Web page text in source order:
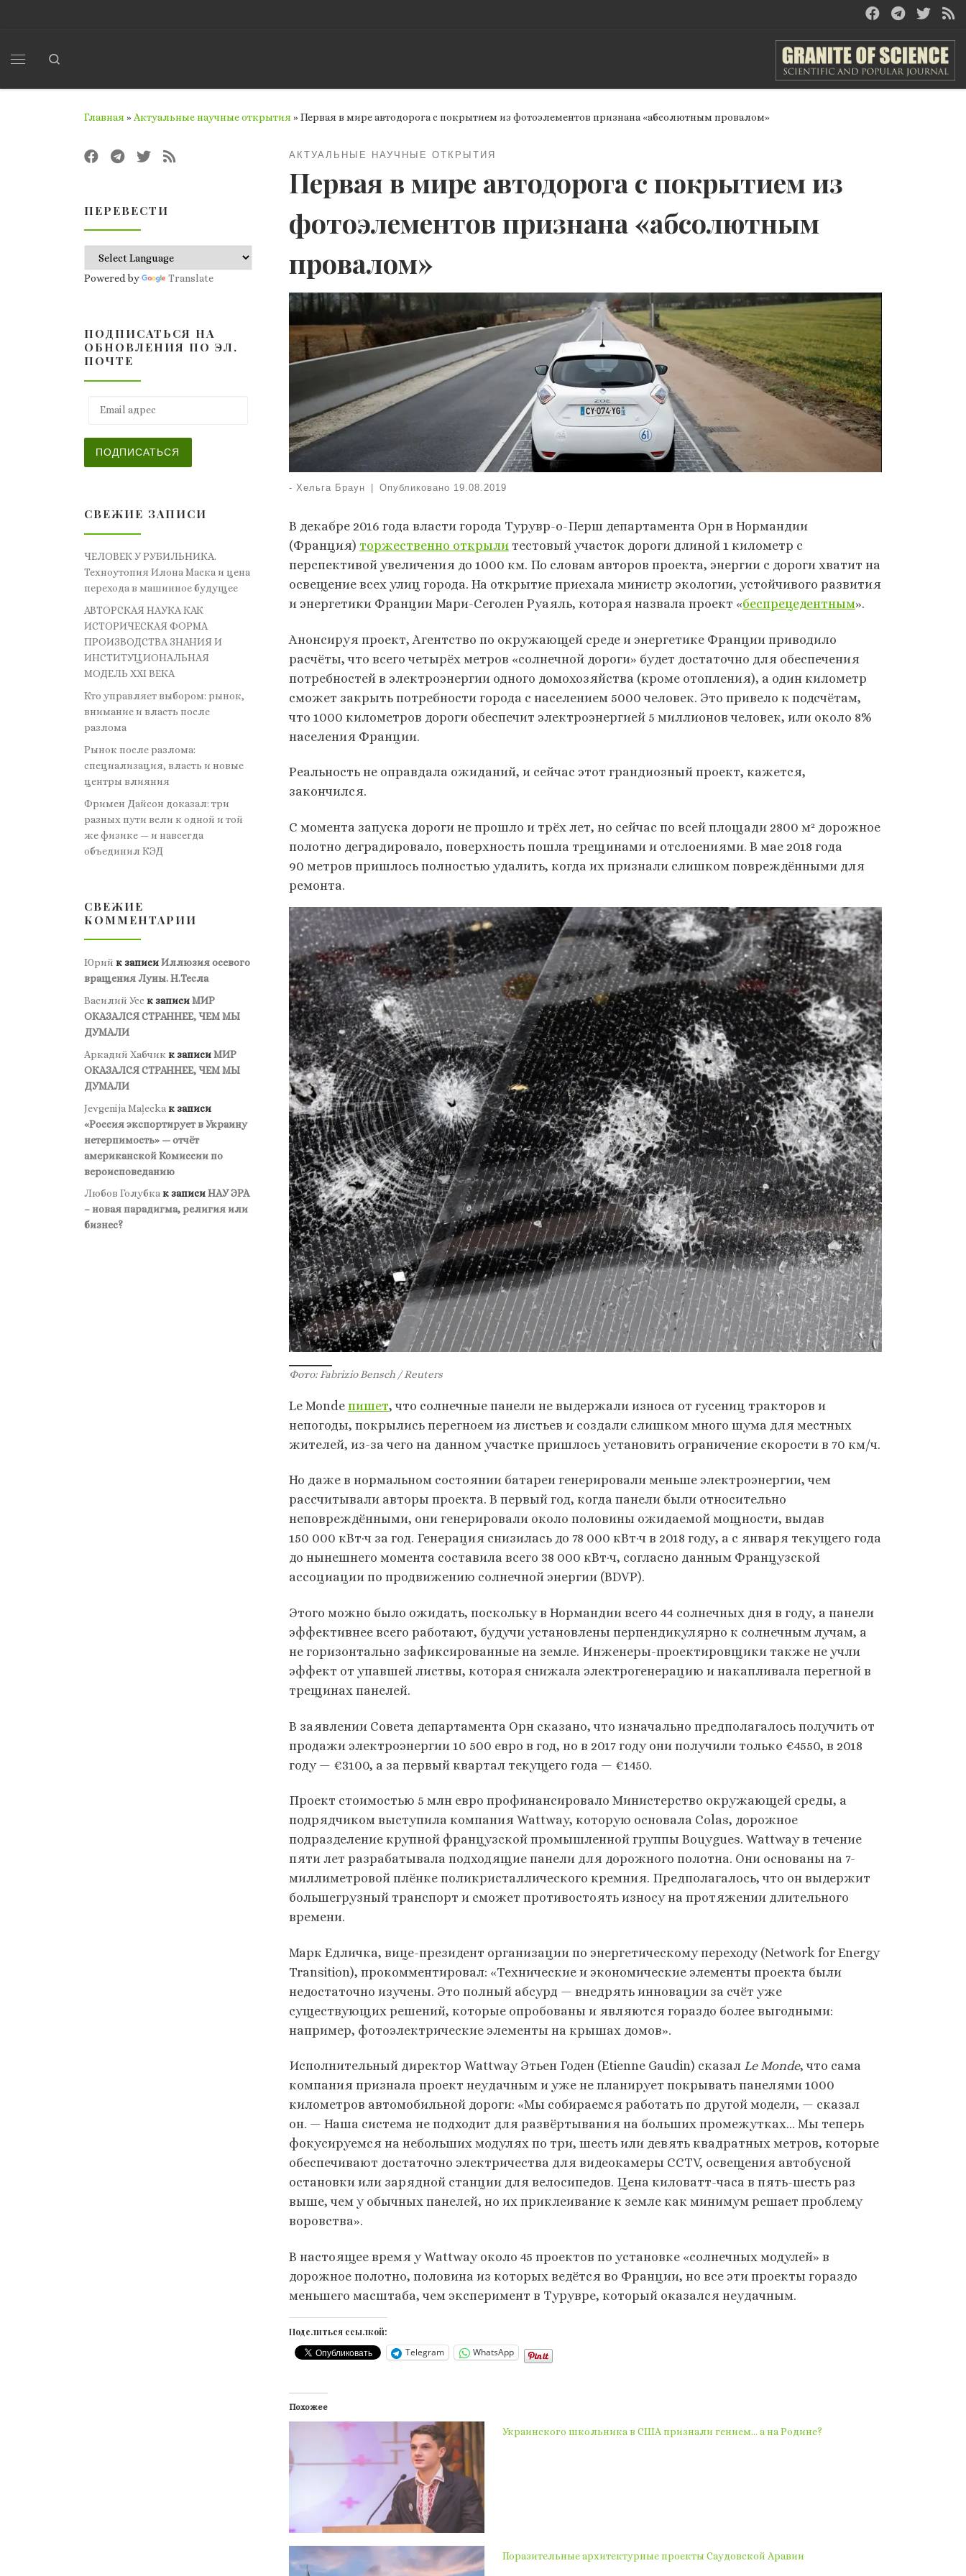
Главная »Актуальные научные открытия »Первая в мире автодорога с покрытием из фотоэлементов признана «абсолютным провалом»
АКТУАЛЬНЫЕ НАУЧНЫЕ ОТКРЫТИЯ
Первая в мире автодорога с покрытием из
фотоэлементов признана «абсолютным
провалом»
- Хельга Браун Опубликовано 19.08.2019
В декабре 2016 года власти города Турувр-о-Перш департамента Орн в Нормандии
(Франция) торжественно открыли тестовый участок дороги длиной 1 километр с
перспективой увеличения до 1000 км. По словам авторов проекта, энергии с дороги хватит на
освещение всех улиц города. На открытие приехала министр экологии, устойчивого развития
и энергетики Франции Мари-Сеголен Руаяль, которая назвала проект «беспрецедентным».
Анонсируя проект, Агентство по окружающей среде и энергетике Франции приводило
расчёты, что всего четырёх метров «солнечной дороги» будет достаточно для обеспечения
потребностей в электроэнергии одного домохозяйства (кроме отопления), а один километр
сможет закрыть потребности города с населением 5000 человек. Это привело к подсчётам,
что 1000 километров дороги обеспечит электроэнергией 5 миллионов человек, или около 8%
населения Франции.
Реальность не оправдала ожиданий, и сейчас этот грандиозный проект, кажется,
закончился.
С момента запуска дороги не прошло и трёх лет, но сейчас по всей площади 2800 м² дорожное
полотно деградировало, поверхность пошла трещинами и отслоениями. В мае 2018 года
90 метров пришлось полностью удалить, когда их признали слишком повреждёнными для
ремонта.
Фото: Fabrizio Bensch / Reuters
Le Monde пишет, что солнечные панели не выдержали износа от гусениц тракторов и
непогоды, покрылись перегноем из листьев и создали слишком много шума для местных
жителей, из-за чего на данном участке пришлось установить ограничение скорости в 70 км/ч.
Но даже в нормальном состоянии батареи генерировали меньше электроэнергии, чем
рассчитывали авторы проекта. В первый год, когда панели были относительно
неповреждёнными, они генерировали около половины ожидаемой мощности, выдав
150 000 кВт·ч за год. Генерация снизилась до 78 000 кВт·ч в 2018 году, а с января текущего года
до нынешнего момента составила всего 38 000 кВт·ч, согласно данным Французской
ассоциации по продвижению солнечной энергии (BDVP).
Этого можно было ожидать, поскольку в Нормандии всего 44 солнечных дня в году, а панели
эффективнее всего работают, будучи установлены перпендикулярно к солнечным лучам, а
не горизонтально зафиксированные на земле. Инженеры-проектировщики также не учли
эффект от упавшей листвы, которая снижала электрогенерацию и накапливала перегной в
трещинах панелей.
В заявлении Совета департамента Орн сказано, что изначально предполагалось получить от
продажи электроэнергии 10 500 евро в год, но в 2017 году они получили только €4550, в 2018
году — €3100, а за первый квартал текущего года — €1450.
Проект стоимостью 5 млн евро профинансировало Министерство окружающей среды, а
подрядчиком выступила компания Wattway, которую основала Colas, дорожное
подразделение крупной французской промышленной группы Bouygues. Wattway в течение
пяти лет разрабатывала подходящие панели для дорожного полотна. Они основаны на 7-
миллиметровой плёнке поликристаллического кремния. Предполагалось, что он выдержит
большегрузный транспорт и сможет противостоять износу на протяжении длительного
времени.
Марк Едличка, вице-президент организации по энергетическому переходу (Network for Energy
Transition), прокомментировал: «Технические и экономические элементы проекта были
недостаточно изучены. Это полный абсурд — внедрять инновации за счёт уже
существующих решений, которые опробованы и являются гораздо более выгодными:
например, фотоэлектрические элементы на крышах домов».
Исполнительный директор Wattway Этьен Годен (Etienne Gaudin) сказал Le Monde, что сама
компания признала проект неудачным и уже не планирует покрывать панелями 1000
километров автомобильной дороги: «Мы собираемся работать по другой модели, — сказал
он. — Наша система не подходит для развёртывания на больших промежутках… Мы теперь
фокусируемся на небольших модулях по три, шесть или девять квадратных метров, которые
обеспечивают достаточно электричества для видеокамеры CCTV, освещения автобусной
остановки или зарядной станции для велосипедов. Цена киловатт-часа в пять-шесть раз
выше, чем у обычных панелей, но их приклеивание к земле как минимум решает проблему
воровства».
В настоящее время у Wattway около 45 проектов по установке «солнечных модулей» в
дорожное полотно, половина из которых ведётся во Франции, но все эти проекты гораздо
меньшего масштаба, чем эксперимент в Турувре, который оказался неудачным.
Поделиться ссылкой:
Telegram WhatsApp
Похожее
Украинского школьника в США признали гением… а на Родине?
Поразительные архитектурные проекты Саудовской Аравии
ПЕРЕВЕСТИ
Powered by Translate
ПОДПИСАТЬСЯ НА
ОБНОВЛЕНИЯ ПО ЭЛ.
ПОЧТЕ
ПОДПИСАТЬСЯ
СВЕЖИЕ ЗАПИСИ
ЧЕЛОВЕК У РУБИЛЬНИКА.
Техноутопия Илона Маска и цена
перехода в машинное будущее
АВТОРСКАЯ НАУКА КАК
ИСТОРИЧЕСКАЯ ФОРМА
ПРОИЗВОДСТВА ЗНАНИЯ И
ИНСТИТУЦИОНАЛЬНАЯ
МОДЕЛЬ XXI ВЕКА
Кто управляет выбором: рынок,
внимание и власть после
разлома
Рынок после разлома:
специализация, власть и новые
центры влияния
Фримен Дайсон доказал: три
разных пути вели к одной и той
же физике — и навсегда
объединил КЭД
СВЕЖИЕ
КОММЕНТАРИИ
Юрий к записиИллюзия осевого
вращения Луны. Н.Тесла
Василий Усс к записиМИР
ОКАЗАЛСЯ СТРАННЕЕ, ЧЕМ МЫ
ДУМАЛИ
Аркадий Хабчик к записиМИР
ОКАЗАЛСЯ СТРАННЕЕ, ЧЕМ МЫ
ДУМАЛИ
Jevgenija Maļecka к записи
«Россия экспортирует в Украину
нетерпимость» — отчёт
американской Комиссии по
вероисповеданию
Любов Голубкак записиНАУ ЭРА
– новая парадигма, религия или
бизнес?